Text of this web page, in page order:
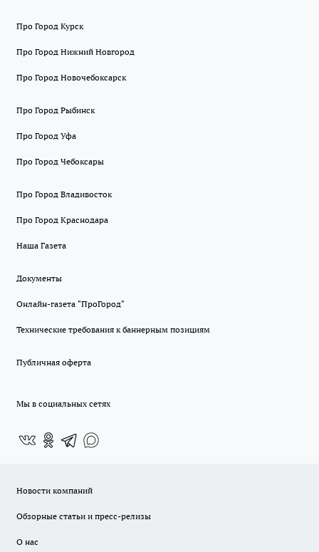
Про Город Курск
Про Город Нижний Новгород
Про Город Новочебоксарск
Про Город Рыбинск
Про Город Уфа
Про Город Чебоксары
Про Город Владивосток
Про Город Краснодара
Наша Газета
Документы
Онлайн-газета "ПроГород"
Технические требования к баннерным позициям
Публичная оферта
Мы в социальных сетях
Новости компаний
Обзорные статьи и пресс-релизы
О нас